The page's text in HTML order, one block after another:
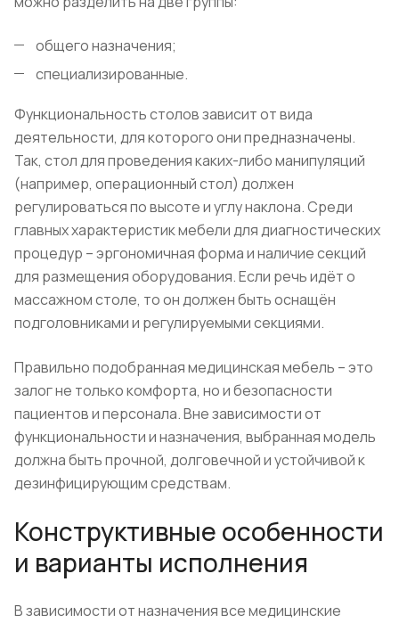
общего назначения;
специализированные.
Функциональность столов зависит от вида
деятельности, для которого они предназначены.
Так, стол для проведения каких-либо манипуляций
(например, операционный стол) должен
регулироваться по высоте и углу наклона. Среди
главных характеристик мебели для диагностических
процедур – эргономичная форма и наличие секций
для размещения оборудования. Если речь идёт о
массажном столе, то он должен быть оснащён
подголовниками и регулируемыми секциями.
Правильно подобранная медицинская мебель – это
залог не только комфорта, но и безопасности
пациентов и персонала. Вне зависимости от
функциональности и назначения, выбранная модель
должна быть прочной, долговечной и устойчивой к
дезинфицирующим средствам.
Конструктивные особенности
и варианты исполнения
В зависимости от назначения все медицинские